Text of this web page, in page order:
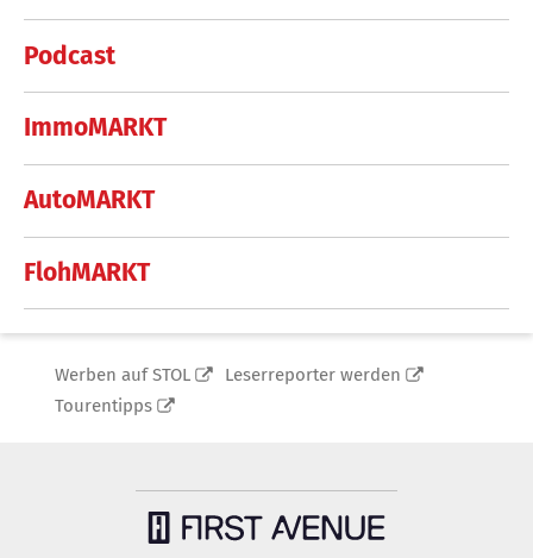
Podcast
ImmoMARKT
AutoMARKT
FlohMARKT
Werben auf STOL
Leserreporter werden
Tourentipps